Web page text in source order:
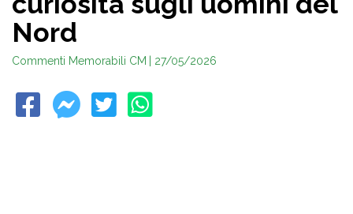
Nord
Commenti Memorabili CM | 27/05/2026